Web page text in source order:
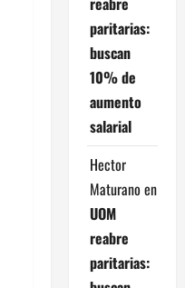
paritarias:
buscan
10% de
aumento
salarial
Hector
Maturano en
UOM
reabre
paritarias: